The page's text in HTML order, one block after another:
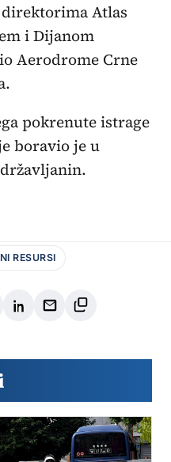
Atlas
i Dijanom
Aerodrome Crne
pokrenute istrage
boravio je u
RESURSI